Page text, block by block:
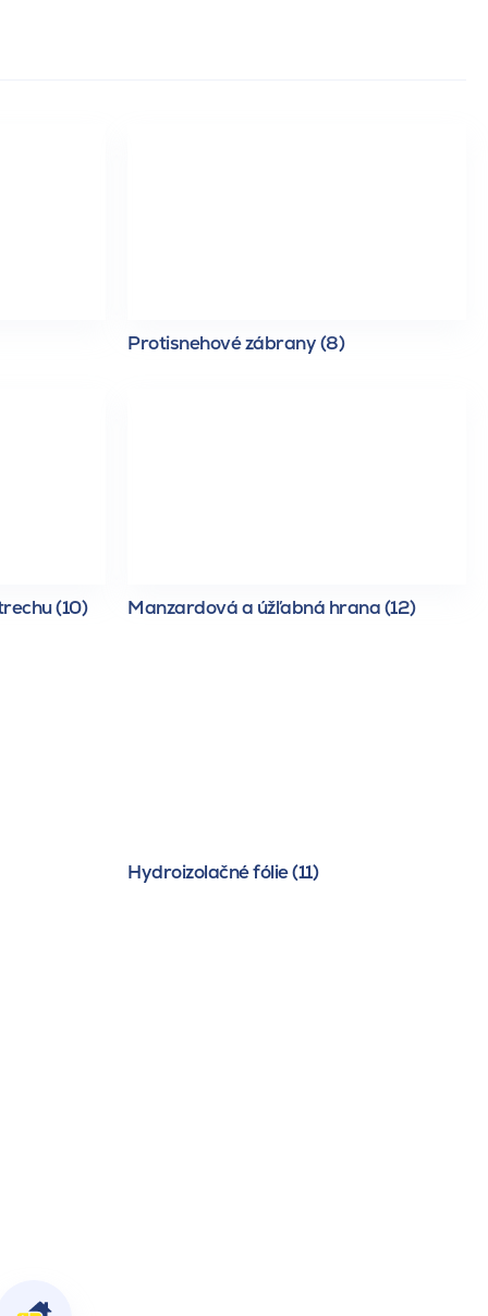
Protisnehové zábrany (8)
(10) Manzardová a úžľabná hrana (12)
Hydroizolačné fólie (11)